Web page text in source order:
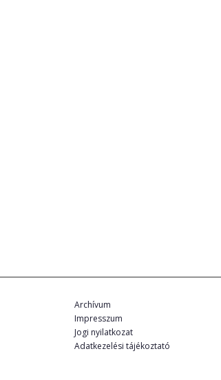
Archívum
Impresszum
Jogi nyilatkozat
Adatkezelési tájékoztató